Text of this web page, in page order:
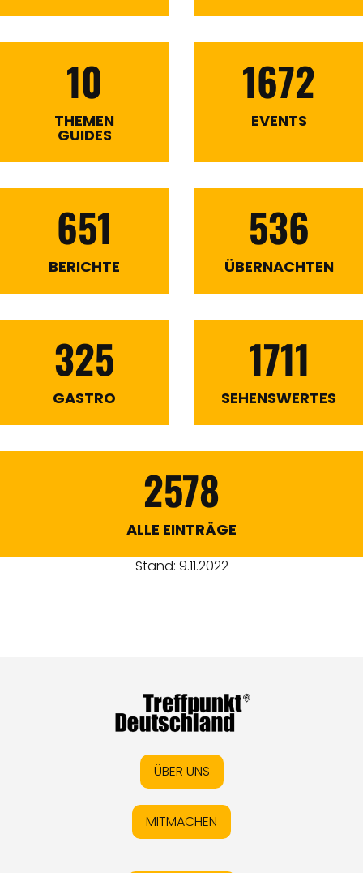
10
THEMEN
GUIDES
1672
EVENTS
651
BERICHTE
536
ÜBERNACHTEN
325
GASTRO
1711
SEHENSWERTES
2578
ALLE EINTRÄGE
Stand: 9.11.2022
ÜBER UNS
MITMACHEN